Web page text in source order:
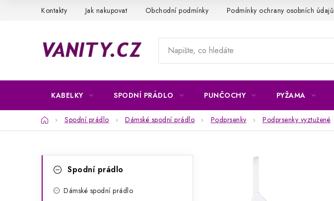
Kontakty Jak nakupovat Obchodní podmínky Podmínky ochrany osobních údajů
KABELKY SPODNÍ PRÁDLO PUNČOCHY PYŽAMA
DomůSpodní prádlo Dámské spodní prádlo Podprsenky Podprsenky vyztužené
kategorieSpodní prádlo
Dámské spodní prádlo